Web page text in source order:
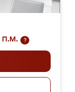
п.м.
?